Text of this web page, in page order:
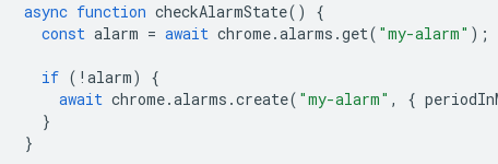
async function checkAlarmState()
{
const alarm = await chrome.alarms .get( "my-alarm" );
if ( ! alarm)
{
await chrome.alarms .create( "my-alarm" , {
}
}